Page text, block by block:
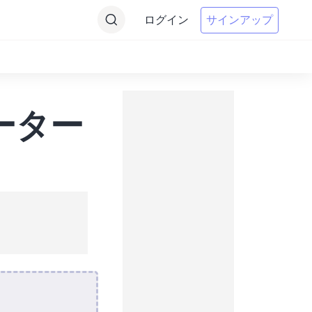
ログイン サインアップ
ター